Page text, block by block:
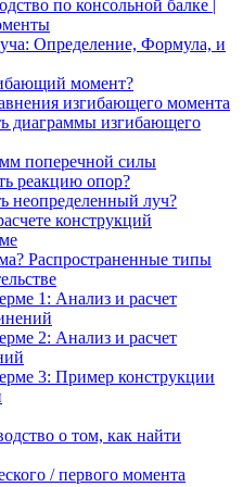
по консольной балке |
Определение, Формула, и
момент?
изгибающего момента
диаграммы изгибающего
поперечной силы
реакцию опор?
неопределенный луч?
конструкций
Распространенные типы
1: Анализ и расчет
2: Анализ и расчет
3: Пример конструкции
о том, как найти
/ первого момента